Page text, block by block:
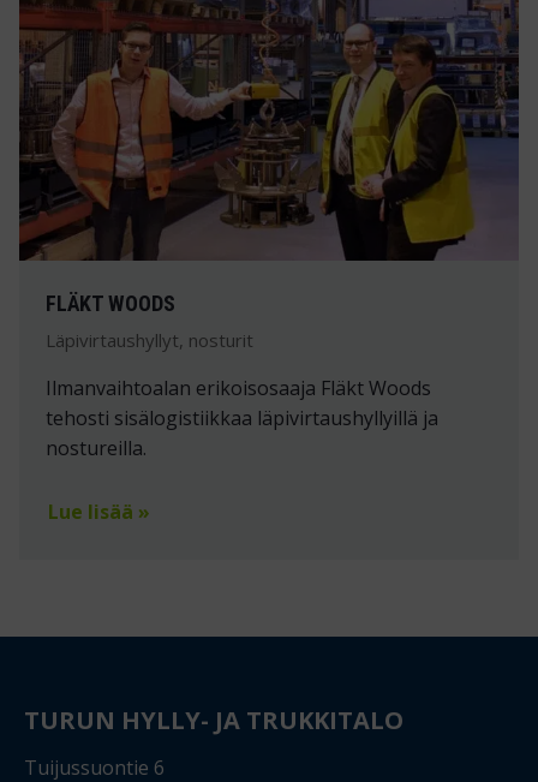
FLÄKT WOODS
Läpivirtaushyllyt, nosturit
Ilmanvaihtoalan erikoisosaaja Fläkt Woods
tehosti sisälogistiikkaa läpivirtaushyllyillä ja
nostureilla.
Lue lisää »
TURUN HYLLY- JA TRUKKITALO
Tuijussuontie 6